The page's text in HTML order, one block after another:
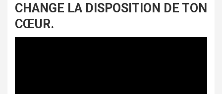
CHANGE LA DISPOSITION DE TON
CŒUR.